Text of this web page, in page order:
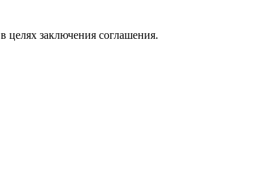
в целях заключения соглашения.